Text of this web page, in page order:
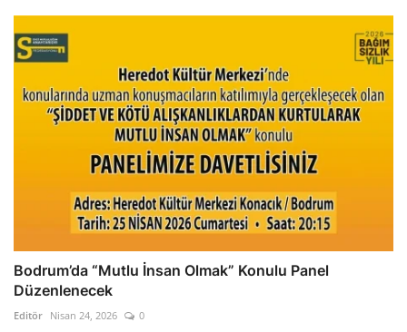
Bodrum’da “Mutlu İnsan Olmak” Konulu Panel
Düzenlenecek
Editör Nisan 24, 2026 0